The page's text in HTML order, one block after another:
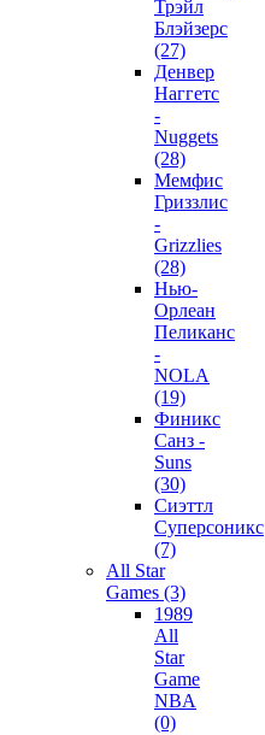
Трэйл
Блэйзерс
(27)
Денвер
Наггетс
-
Nuggets
(28)
Мемфис
Гриззлис
-
Grizzlies
(28)
Нью-
Орлеан
Пеликанс
-
NOLA
(19)
Финикс
Санз -
Suns
(30)
Сиэттл
Суперсоникс
(7)
All Star
Games (3)
1989
All
Star
Game
NBA
(0)